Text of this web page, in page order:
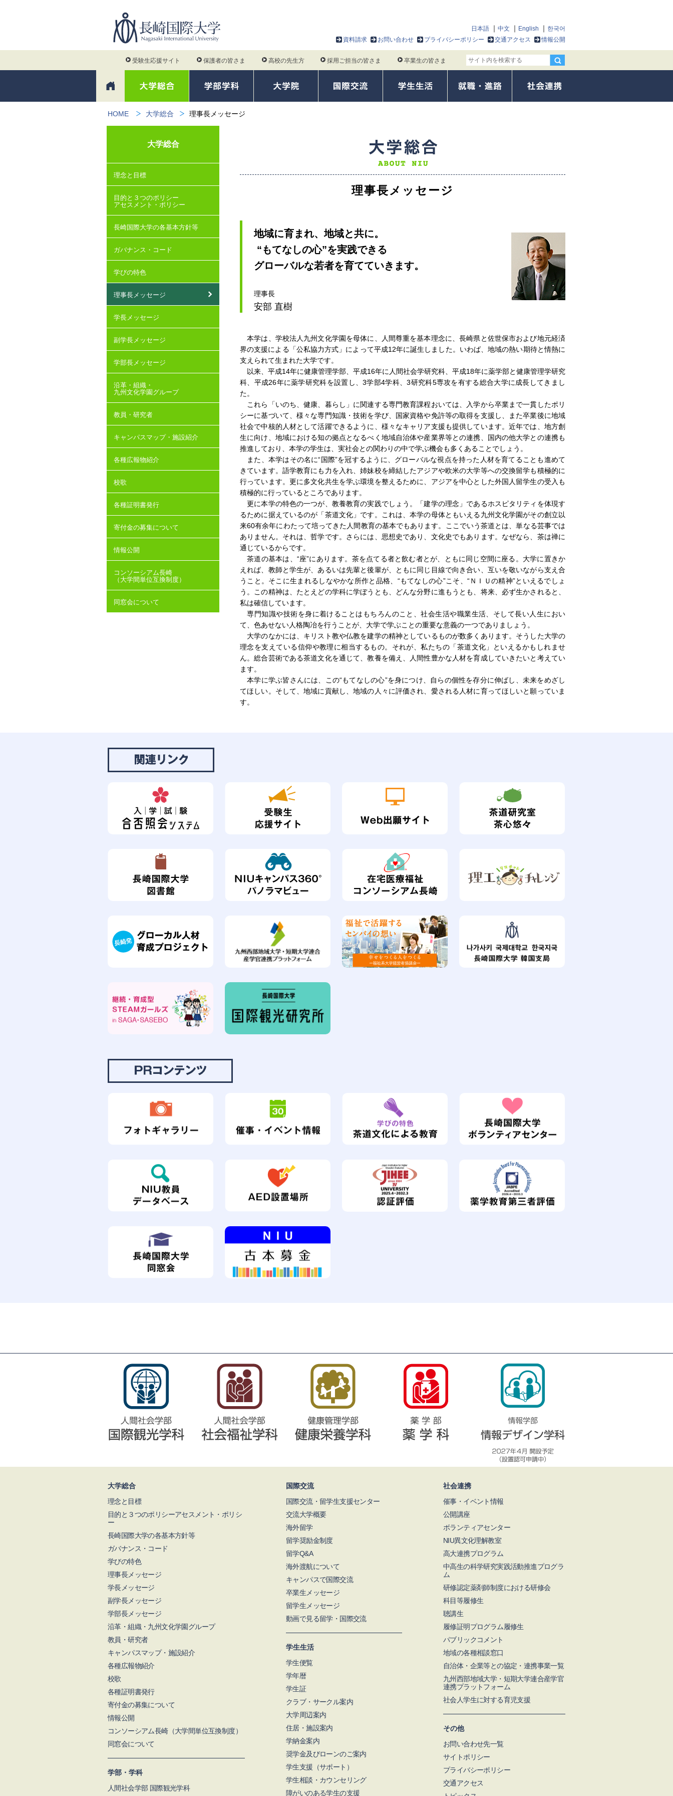
日本語 中文 English
한국어
資料請求
お問い合わせ プライバシーポリシー 交通アクセス 情報公開
受験生応援サイト 保護者の皆さま 高校の先生方 採用ご担当の皆さま 卒業生の皆さま
HOME 大学総合 理事長メッセージ
理事長メッセージ
地域に育まれ、地域と共に。
“もてなしの心”を実践できる
グローバルな若者を育てていきます。
理事長
安部 直樹
本学は、学校法人九州文化学園を母体に、人間尊重を基本理念に、長崎県と佐世保市および地元経済
界の支援による「公私協力方式」によって平成12年に誕生しました。いわば、地域の熱い期待と情熱に
支えられて生まれた大学です。
以来、平成14年に健康管理学部、平成16年に人間社会学研究科、平成18年に薬学部と健康管理学研究
科、平成26年に薬学研究科を設置し、3学部4学科、3研究科5専攻を有する総合大学に成長してきまし
た。
これら「いのち、健康、暮らし」に関連する専門教育課程おいては、入学から卒業まで一貫したポリ
シーに基づいて、様々な専門知識・技術を学び、国家資格や免許等の取得を支援し、また卒業後に地域
社会で中核的人材として活躍できるように、様々なキャリア支援も提供しています。近年では、地方創
生に向け、地域における知の拠点となるべく地域自治体や産業界等との連携、国内の他大学との連携も
推進しており、本学の学生は、実社会との関わりの中で学ぶ機会も多くあることでしょう。
また、本学はその名に“国際”を冠するように、グローバルな視点を持った人材を育てることも進めて
きています。語学教育にも力を入れ、姉妹校を締結したアジアや欧米の大学等への交換留学も積極的に
行っています。更に多文化共生を学ぶ環境を整えるために、アジアを中心とした外国人留学生の受入も
積極的に行っているところであります。
更に本学の特色の一つが、教養教育の実践でしょう。「建学の理念」であるホスピタリティを体現す
るために据えているのが「茶道文化」です。これは、本学の母体ともいえる九州文化学園がその創立以
来60有余年にわたって培ってきた人間教育の基本でもあります。ここでいう茶道とは、単なる芸事では
ありません。それは、哲学です。さらには、思想史であり、文化史でもあります。なぜなら、茶は禅に
通じているからです。
茶道の基本は、“座”にあります。茶を点てる者と飲む者とが、ともに同じ空間に座る。大学に置きか
えれば、教師と学生が、あるいは先輩と後輩が、ともに同じ目線で向き合い、互いを敬いながら支え合
うこと。そこに生まれるしなやかな所作と品格、“もてなしの心”こそ、“ＮＩＵの精神”といえるでしょ
う。この精神は、たとえどの学科に学ぼうとも、どんな分野に進もうとも、将来、必ず生かされると、
私は確信しています。
専門知識や技術を身に着けることはもちろんのこと、社会生活や職業生活、そして長い人生におい
て、色あせない人格陶冶を行うことが、大学で学ぶことの重要な意義の一つでありましょう。
大学のなかには、キリスト教や仏教を建学の精神としているものが数多くあります。そうした大学の
理念を支えている信仰や教理に相当するもの。それが、私たちの「茶道文化」といえるかもしれませ
ん。総合芸術である茶道文化を通じて、教養を備え、人間性豊かな人材を育成していきたいと考えてい
ます。
本学に学ぶ皆さんには、この“もてなしの心”を身につけ、自らの個性を存分に伸ばし、未来をめざし
てほしい。そして、地域に貢献し、地域の人々に評価され、愛される人材に育ってほしいと願っていま
す。
大学総合
理念と目標
目的と３つのポリシー
アセスメント・ポリシー
長崎国際大学の各基本方針等
ガバナンス・コード
学びの特色
理事長メッセージ
学長メッセージ
副学長メッセージ
学部長メッセージ
沿革・組織・
九州文化学園グループ
教員・研究者
キャンパスマップ・施設紹介
各種広報物紹介
校歌
各種証明書発行
寄付金の募集について
情報公開
コンソーシアム長崎
（大学間単位互換制度）
同窓会について
大学総合
理念と目標
目的と３つのポリシーアセスメント・ポリシ
ー
長崎国際大学の各基本方針等
ガバナンス・コード
学びの特色
理事長メッセージ
学長メッセージ
副学長メッセージ
学部長メッセージ
沿革・組織・九州文化学園グループ
教員・研究者
キャンパスマップ・施設紹介
各種広報物紹介
校歌
各種証明書発行
寄付金の募集について
情報公開
コンソーシアム長崎（大学間単位互換制度）
同窓会について
学部・学科
人間社会学部 国際観光学科
国際交流
国際交流・留学生支援センター
交流大学概要
海外留学
留学奨励金制度
留学Q&A
海外渡航について
キャンパスで国際交流
卒業生メッセージ
留学生メッセージ
動画で見る留学・国際交流
学生生活
学生便覧
学年暦
学生証
クラブ・サークル案内
大学周辺案内
住居・施設案内
学納金案内
奨学金及びローンのご案内
学⽣支援（サポート）
学生相談・カウンセリング
障がいのある学生の支援
社会連携
催事・イベント情報
公開講座
ボランティアセンター
NIU異文化理解教室
高大連携プログラム
中高生の科学研究実践活動推進プログラ
ム
研修認定薬剤師制度における研修会
科目等履修生
聴講生
履修証明プログラム履修生
パブリックコメント
地域の各種相談窓口
自治体・企業等との協定・連携事業一覧
九州⻄部地域⼤学・短期⼤学連合産学官
連携プラットフォーム
社会人学生に対する育児支援
その他
お問い合わせ先一覧
サイトポリシー
プライバシーポリシー
交通アクセス